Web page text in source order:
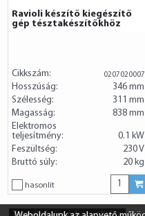
Ravioli készítő kiegészítő
gép tésztakészítőkhöz
Cikkszám: 0207020007
Hosszúság:
346 mm
Szélesség:
311 mm
Magasság:
838 mm
Elektromos
teljesítmény:
0.1 kW
Feszültség:
230 V
Bruttó súly:
20 kg
hasonlít